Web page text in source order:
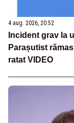
4 aug. 2026, 20:52
Incident grav la
Parașutist
ratat VIDEO